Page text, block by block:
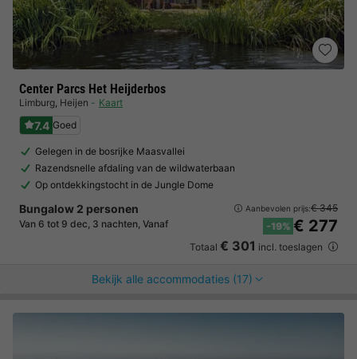
Center Parcs Het Heijderbos
Limburg, Heijen Kaart
7.4 Goed
Gelegen in de bosrijke Maasvallei
Razendsnelle afdaling van de wildwaterbaan
Op ontdekkingstocht in de Jungle Dome
Bungalow 2 personen
Van 6 tot 9 dec, 3 nachten, Vanaf
Aanbevolen prijs:€ 345
-19% € 277
Totaal € 301 incl. toeslagen
Bekijk alle accommodaties (17)